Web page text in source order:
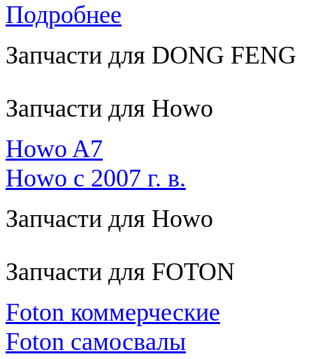
Подробнее
Запчасти для DONG FENG
Запчасти для Howo
Howo A7
Howo с 2007 г. в.
Запчасти для Howo
Запчасти для FOTON
Foton коммерческие
Foton самосвалы